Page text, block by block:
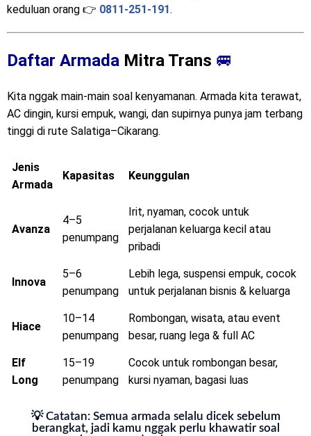
keduluan orang 👉 0811-251-191.
Daftar Armada Mitra Trans 🚐
Kita nggak main-main soal kenyamanan. Armada kita terawat,
AC dingin, kursi empuk, wangi, dan supirnya punya jam terbang
tinggi di rute Salatiga–Cikarang.
Jenis
Armada
Kapasitas Keunggulan
Avanza
4–5
penumpang
Irit, nyaman, cocok untuk
perjalanan keluarga kecil atau
pribadi
Innova
5–6
penumpang
Lebih lega, suspensi empuk, cocok
untuk perjalanan bisnis & keluarga
Hiace
10–14
penumpang
Rombongan, wisata, atau event
besar, ruang lega & full AC
Elf
Long
15–19
penumpang
Cocok untuk rombongan besar,
kursi nyaman, bagasi luas
💡 Catatan: Semua armada selalu dicek sebelum
berangkat, jadi kamu nggak perlu khawatir soal